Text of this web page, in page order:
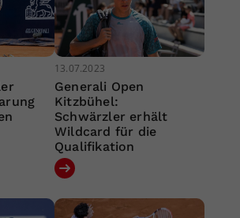
13.07.2023
Generali Open
Kitzbühel:
Schwärzler erhält
Wildcard für die
Qualifikation